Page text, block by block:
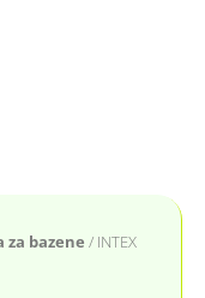
za bazene / INTEX